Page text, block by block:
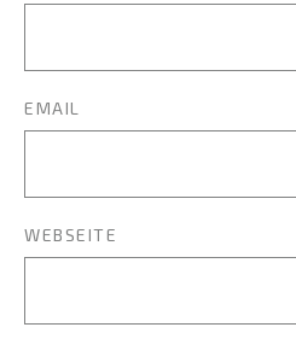
EMAIL
WEBSEITE